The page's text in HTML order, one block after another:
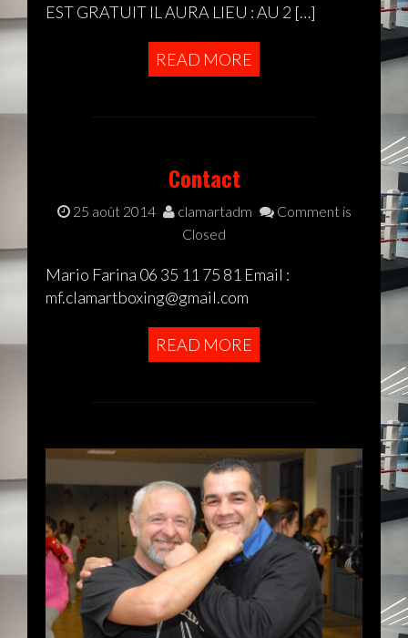
EST GRATUIT IL AURA LIEU : AU 2 […]
READ MORE
Contact
25 août 2014 clamartadm
Comment is
Closed
Mario Farina 06 35 11 75 81 Email :
mf.clamartboxing@gmail.com
READ MORE